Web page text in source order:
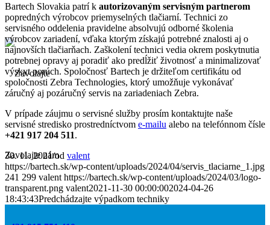
Zavolajte nám
Bartech Slovakia patrí k autorizovaným servisným partnerom
popredných výrobcov priemyselných tlačiarní. Technici zo
servisného oddelenia pravidelne absolvujú odborné školenia
výrobcov zariadení, vďaka ktorým získajú potrebné znalosti aj o
najnovších tlačiarňach. Zaškolení technici vedia okrem poskytnutia
potrebnej opravy aj poradiť ako predĺžiť životnosť a minimalizovať
výskyt porúch. Spoločnosť Bartech je držiteľom certifikátu od
spoločnosti Zebra Technologies, ktorý umožňuje vykonávať
záručný aj pozáručný servis na zariadeniach Zebra.
V prípade záujmu o servisné služby prosím kontaktujte naše
servisné stredisko prostredníctvom e-mailu alebo na telefónnom čísle
+421 917 204 511.
30. 11. 2021/od valent
https://bartech.sk/wp-content/uploads/2024/04/servis_tlaciarne_1.jpg
241 299 valent https://bartech.sk/wp-content/uploads/2024/03/logo-
transparent.png valent2021-11-30 00:00:002024-04-26
18:43:43Predchádzajte výpadkom techniky